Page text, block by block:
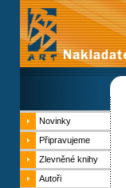
Novinky
Připravujeme
Zlevněné knihy
Autoři